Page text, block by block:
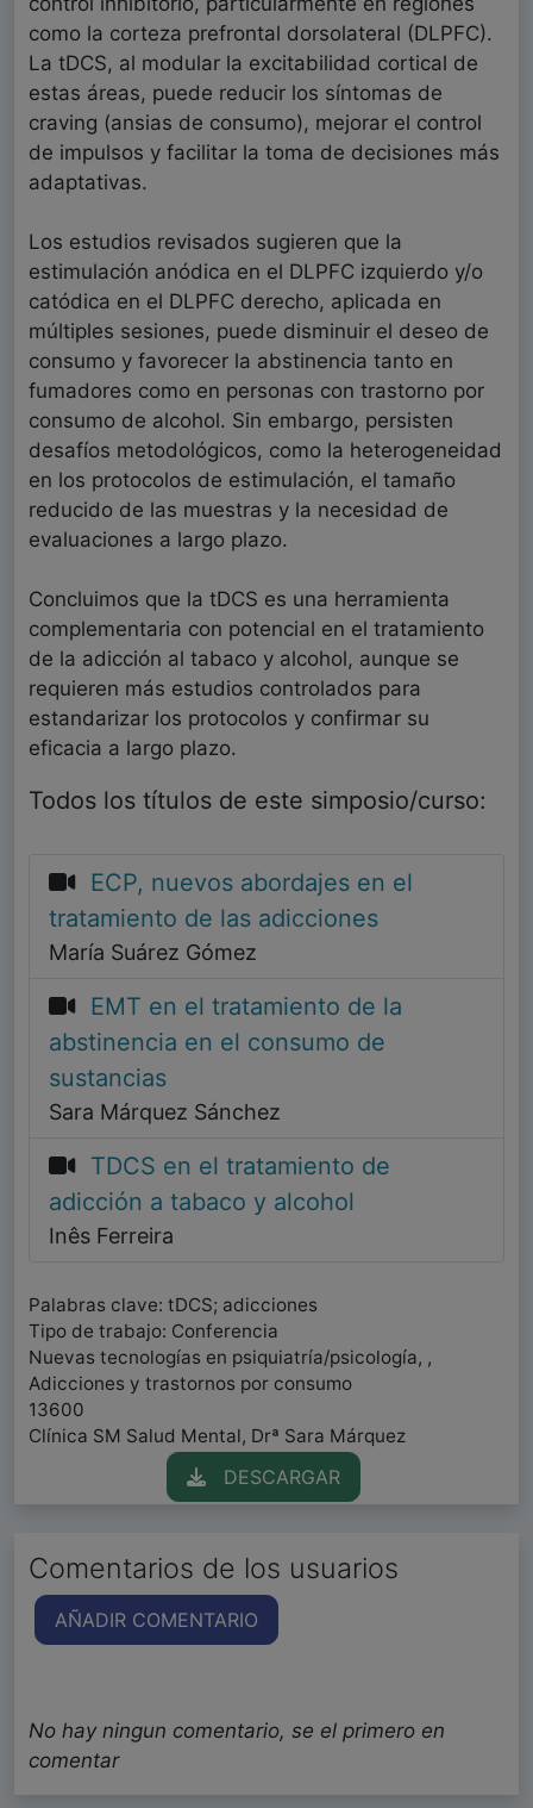
como la corteza prefrontal dorsolateral (DLPFC).
La tDCS, al modular la excitabilidad cortical de
estas áreas, puede reducir los síntomas de
craving (ansias de consumo), mejorar el control
de impulsos y facilitar la toma de decisiones más
adaptativas.
Los estudios revisados sugieren que la
estimulación anódica en el DLPFC izquierdo y/o
catódica en el DLPFC derecho, aplicada en
múltiples sesiones, puede disminuir el deseo de
consumo y favorecer la abstinencia tanto en
fumadores como en personas con trastorno por
consumo de alcohol. Sin embargo, persisten
desafíos metodológicos, como la heterogeneidad
en los protocolos de estimulación, el tamaño
reducido de las muestras y la necesidad de
evaluaciones a largo plazo.
Concluimos que la tDCS es una herramienta
complementaria con potencial en el tratamiento
de la adicción al tabaco y alcohol, aunque se
requieren más estudios controlados para
estandarizar los protocolos y confirmar su
eficacia a largo plazo.
Todos los títulos de este simposio/curso:
ECP, nuevos abordajes en el
tratamiento de las adicciones
María Suárez Gómez
EMT en el tratamiento de la
abstinencia en el consumo de
sustancias
Sara Márquez Sánchez
TDCS en el tratamiento de
adicción a tabaco y alcohol
Inês Ferreira
Palabras clave: tDCS; adicciones
Tipo de trabajo: Conferencia
Nuevas tecnologías en psiquiatría/psicología, ,
Adicciones y trastornos por consumo
13600
Clínica SM Salud Mental, Drª Sara Márquez
DESCARGAR
Comentarios de los usuarios
AÑADIR COMENTARIO
No hay ningun comentario, se el primero en
comentar